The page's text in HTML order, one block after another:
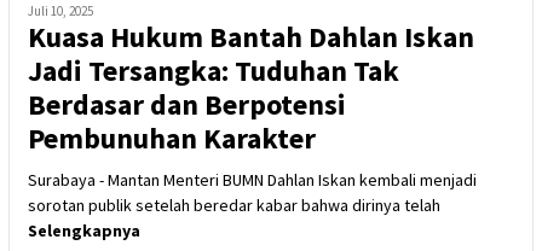
Juli 10, 2025
Kuasa Hukum Bantah Dahlan Iskan
Jadi Tersangka: Tuduhan Tak
Berdasar dan Berpotensi
Pembunuhan Karakter
Surabaya - Mantan Menteri BUMN Dahlan Iskan kembali menjadi
sorotan publik setelah beredar kabar bahwa dirinya telah
Selengkapnya